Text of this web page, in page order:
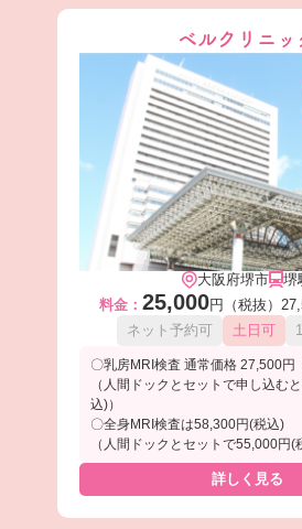
ベルクリニッ
大阪府堺市
堺
料金： 25,000円（税抜）
ネット予約可
土日可
〇乳房MRI検査 通常価格 27,500円
（人間ドックとセットで申し込む
込)）
〇全身MRI検査は58,300円(税込)
（人間ドックとセットで55,000円(
詳しく見る